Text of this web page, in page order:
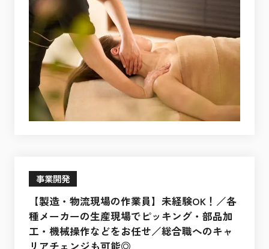
事業開発
【製造・物流現場の作業員】未経験OK！／各
種メーカーの生産現場でピッキング・部品加
工・機械操作などをお任せ／総合職へのキャ
リアチェンジも可能◎